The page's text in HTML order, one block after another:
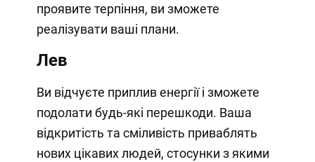
проявите терпіння, ви зможете
реалізувати ваші плани.
Лев
Ви відчуєте приплив енергії і зможете
подолати будь-які перешкоди. Ваша
відкритість та сміливість приваблять
нових цікавих людей, стосунки з якими